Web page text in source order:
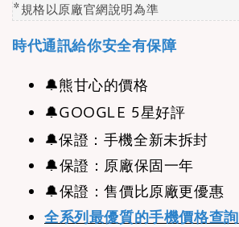
*規格以原廠官網說明為準
時代通訊給你安全有保障
🔔熊甘心的價格
🔔GOOGLE 5星好評
🔔保證：手機全新未拆封
🔔保證：原廠保固一年
🔔保證：售價比原廠更優惠
全系列最優質的手機價格查詢